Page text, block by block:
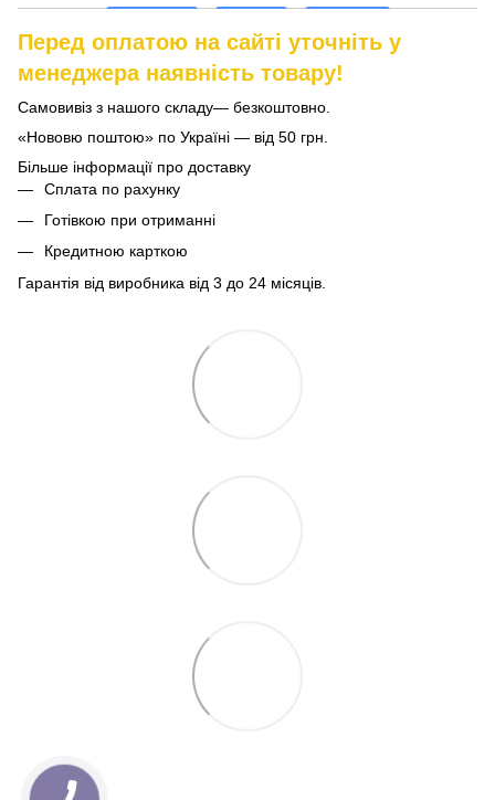
Перед оплатою на сайті уточніть у
менеджера наявність товару!
Самовивіз з нашого складу— безкоштовно.
«Нововю поштою» по Україні — від 50 грн.
Більше інформації про доставку
Сплата по рахунку
Готівкою при отриманні
Кредитною карткою
Гарантія від виробника від 3 до 24 місяців.